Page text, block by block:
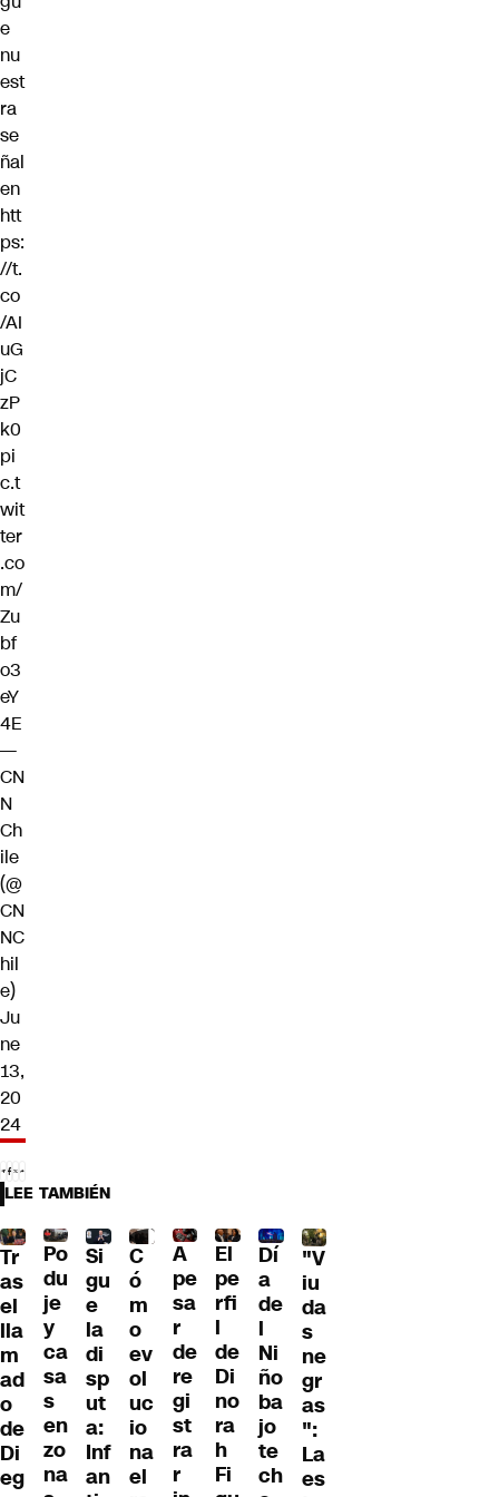
e
nu
est
ra
se
ñal
en
htt
ps:
//t.
co
/AI
uG
jC
zP
k0
pi
c.t
wit
ter
.co
m/
Zu
bf
o3
eY
4E
—
CN
N
Ch
ile
(@
CN
NC
hil
e)
Ju
ne
13,
20
24
LEE TAMBIÉN
Tr
as
el
lla
m
ad
o
de
Di
eg
Po
du
je
y
ca
sa
s
en
zo
na
Si
gu
e
la
di
sp
ut
a:
Inf
an
C
ó
m
o
ev
ol
uc
io
na
el
A
pe
sa
r
de
re
gi
st
ra
r
El
pe
rfi
l
de
Di
no
ra
h
Fi
Dí
a
de
l
Ni
ño
ba
jo
te
ch
"V
iu
da
s
ne
gr
as
":
La
es